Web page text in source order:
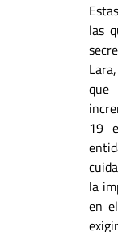
las
19
la
en